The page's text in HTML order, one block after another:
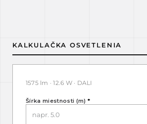
KALKULAČKA OSVETLENIA
1575 lm · 12.6 W · DALI
Šírka miestnosti (m) *